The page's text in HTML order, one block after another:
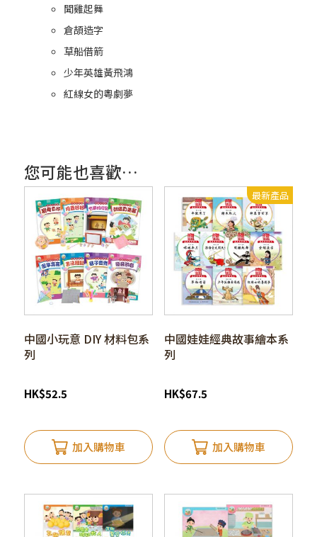
聞雞起舞
倉頡造字
草船借箭
少年英雄黃飛鴻
紅線女的粵劇夢
您可能也喜歡…
中國小玩意 DIY 材料包系
列
HK$52.5
加入購物車
最新產品
中國娃娃經典故事繪本系
列
HK$67.5
加入購物車